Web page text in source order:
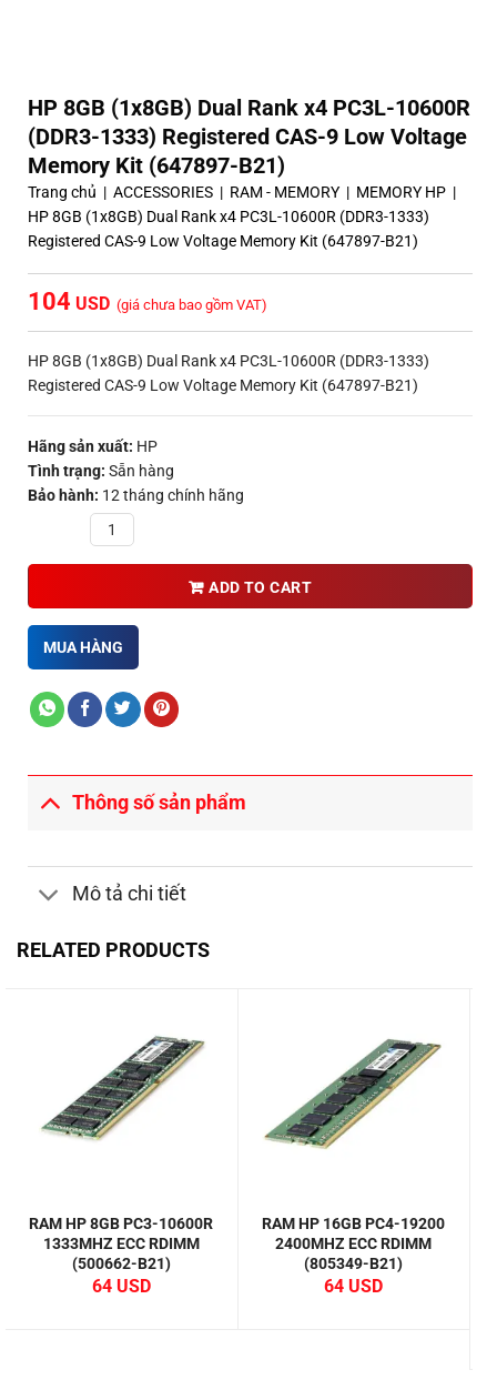
HP 8GB (1x8GB) Dual Rank x4 PC3L-10600R
(DDR3-1333) Registered CAS-9 Low Voltage
Memory Kit (647897-B21)
Trang chủ | ACCESSORIES | RAM - MEMORY | MEMORY HP |
HP 8GB (1x8GB) Dual Rank x4 PC3L-10600R (DDR3-1333)
Registered CAS-9 Low Voltage Memory Kit (647897-B21)
104 (giá chưa bao gồm VAT)
HP 8GB (1x8GB) Dual Rank x4 PC3L-10600R (DDR3-1333)
Registered CAS-9 Low Voltage Memory Kit (647897-B21)
Hãng sản xuất: HP
Tình trạng: Sẵn hàng
Bảo hành: 12 tháng chính hãng
ADD TO CART
MUA HÀNG
Thông số sản phẩm
Mô tả chi tiết
RELATED PRODUCTS
RAM HP 8GB PC3-10600R
1333MHZ ECC RDIMM
(500662-B21)
64
RAM HP 16GB PC4-19200
2400MHZ ECC RDIMM
(805349-B21)
64